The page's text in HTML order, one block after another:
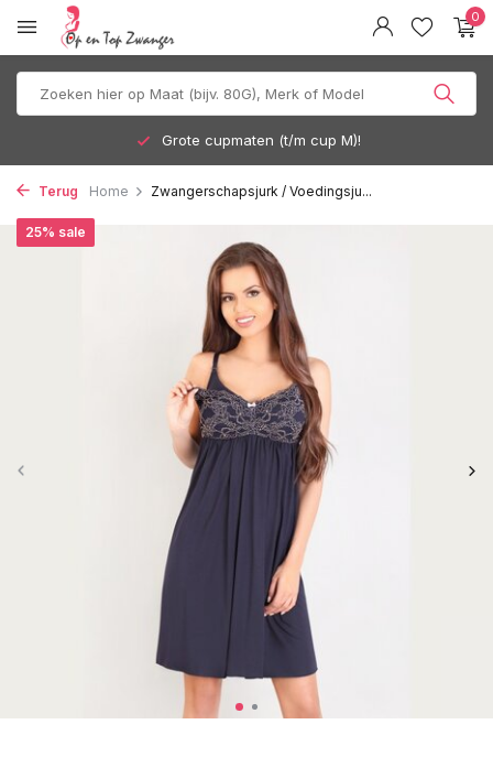
0
Grote cupmaten (t/m cup M)!
Terug Home Zwangerschapsjurk / Voedingsju...
25% sale